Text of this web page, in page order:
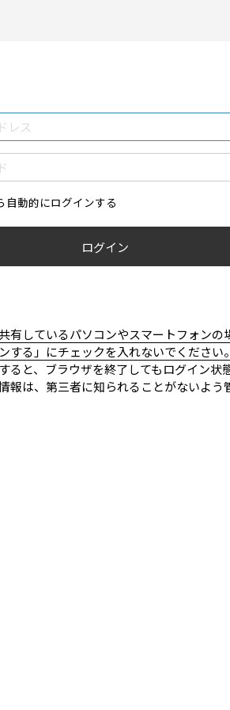
自動的にログインする
ログイン
有しているパソコンやスマートフォン
する」にチェックを入れないでください。
ると、ブラウザを終了してもログイン状
報は、第三者に知られることがないよ